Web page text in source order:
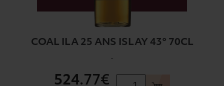
COAL ILA 25 ANS ISLAY 43° 70CL
-
524.77€